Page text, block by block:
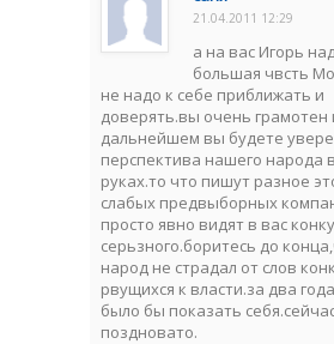
21.04.2011 12:29
а на вас Игорь
большая чвсть
не надо к себе приближать и
доверять.вы очень грамотен
дальнейшем вы будете
перспектива нашего народа
руках.то что пишут разное
слабых предвыборных
просто явно видят в вас
серьзного.боритесь до
народ не страдал от слов
рвущихся к власти.за два
было бы показать
поздновато.